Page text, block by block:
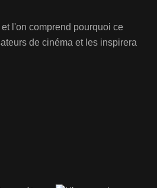
l'on comprend pourquoi ce
de cinéma et les inspirera